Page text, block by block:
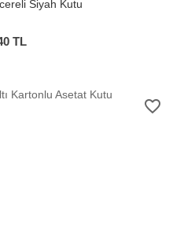
Siyah Kutu
TL
favorite_border